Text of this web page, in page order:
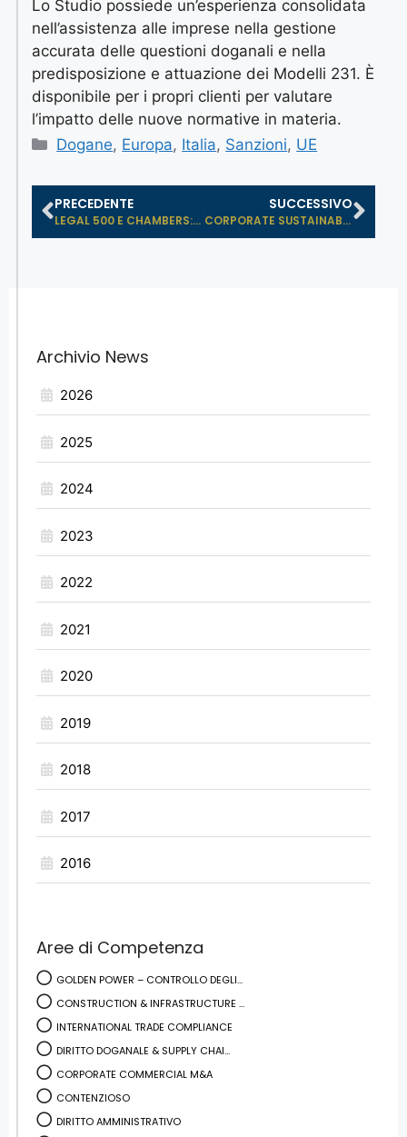
Lo Studio possiede un’esperienza consolidata
nell’assistenza alle imprese nella gestione
accurata delle questioni doganali e nella
predisposizione e attuazione dei Modelli 231. È
disponibile per i propri clienti per valutare
l’impatto delle nuove normative in materia.
Dogane, Europa, Italia, Sanzioni, UE
PRECEDENTE
LEGAL 500 E CHAMBERS: LO STUDIO LEG...
SUCCESSIVO
CORPORATE SUSTAINABILITY DUE DILIGE...
Archivio News
2026
2025
2024
2023
2022
2021
2020
2019
2018
2017
2016
Aree di Competenza
GOLDEN POWER – CONTROLLO DEGLI...
CONSTRUCTION & INFRASTRUCTURE ...
INTERNATIONAL TRADE COMPLIANCE
DIRITTO DOGANALE & SUPPLY CHAI...
CORPORATE COMMERCIAL M&A
CONTENZIOSO
DIRITTO AMMINISTRATIVO